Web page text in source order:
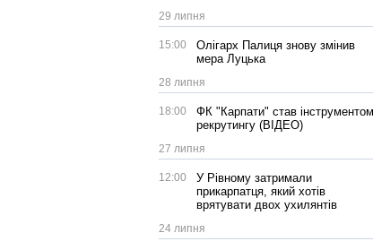
29 липня
15:00
Олігарх Палиця знову змінив
мера Луцька
28 липня
18:00
ФК "Карпати" став інструментом
рекрутингу (ВІДЕО)
27 липня
12:00
У Рівному затримали
прикарпатця, який хотів
врятувати двох ухилянтів
24 липня